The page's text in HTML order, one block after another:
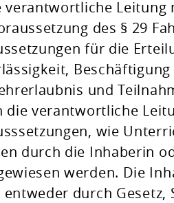
verantwortliche
des § 29
für die
und
die verantwortliche
wie
durch die Inhaberin
werden. Die
entweder durch